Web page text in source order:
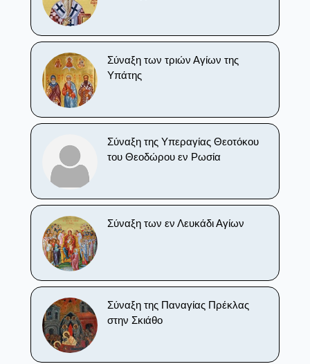
Σύναξη των τριών Αγίων της
Υπάτης
Σύναξη της Υπεραγίας Θεοτόκου
του Θεοδώρου εν Ρωσία
Σύναξη των εν Λευκάδι Αγίων
Σύναξη της Παναγίας Πρέκλας
στην Σκιάθο